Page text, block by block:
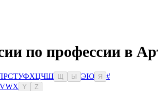
по профессии в
РСТУФХЦЧШ Ы ЭЮ Я
#
VWX Y Z